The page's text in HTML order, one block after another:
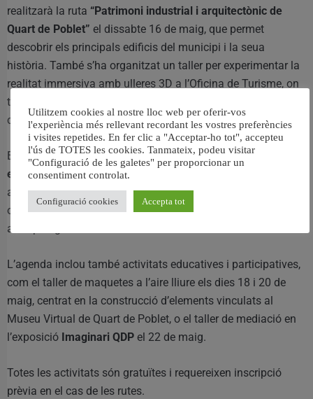
realitzarà la ruta “Patrimoni industrial i arquitectònic de
Quart de Poblet” el dissabte 16 de maig, que permet
descobrir els principals edificis del municipi i la seua
història. També s’ha organitzat un taller per experimentar la
realitat immersiva amb ulleres 3D a l’Oficina de Turisme, on
tecnologia i patrimoni es combinen per mostrar diferents
contextos històrics.
Entre les cites més destacades es troba la conferència
ens fa humans” , que serà impartida per Lídia G. Merenciano
al saló d’actes de l’Ajuntament el pròxim dijous 21 de maig,
on s’abordarà l’evolució humana des d’una perspectiva
antropològica.
L’agenda inclou també activitats educatives i participatives,
com el taller de maquetes a l’aire lliure els dies 18 i 20 de
maig, centrat en la construcció d’elements vinculats al
Museu Virtual de Quart de Poblet, o el taller de mediació en
l’exposició Imaginari QDP el 22 de maig.
Totes les activitats són gratuïtes i requereixen inscripció
prèvia en el cas de les rutes.
Utilitzem cookies al nostre lloc web per oferir-vos
l'experiència més rellevant recordant les vostres preferències
i visites repetides. En fer clic a "Acceptar-ho tot", accepteu
l'ús de TOTES les cookies. Tanmateix, podeu visitar
"Configuració de les galetes" per proporcionar un
consentiment controlat.
Configuració cookies Accepta tot